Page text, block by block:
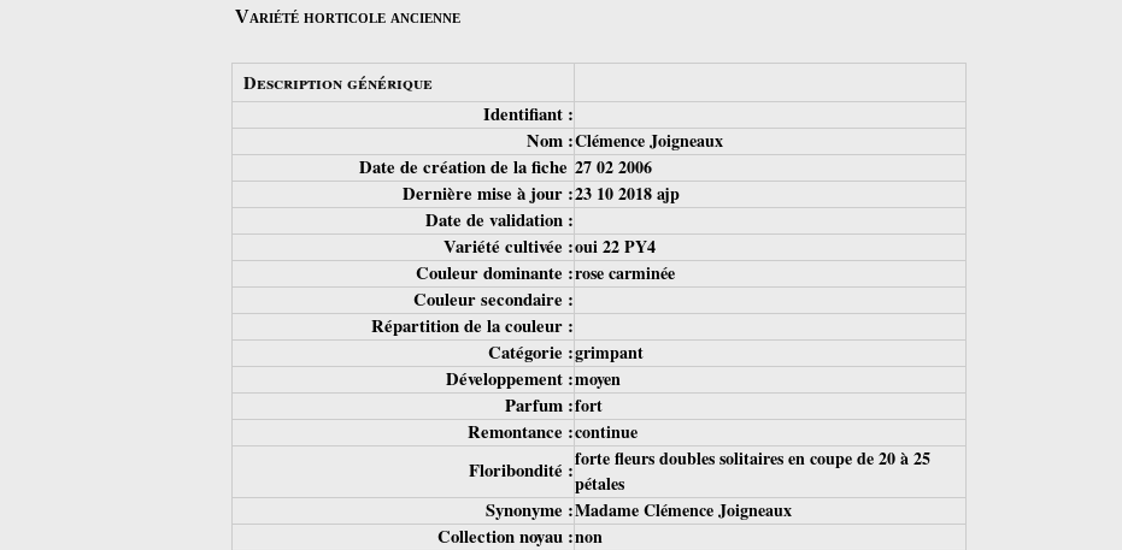
Variété horticole ancienne
Description générique
Identifiant :
Nom :Clémence Joigneaux
Date de création de la fiche 27 02 2006
Dernière mise à jour :23 10 2018 ajp
Date de validation :
Variété cultivée :oui 22 PY4
Couleur dominante :rose carminée
Couleur secondaire :
Répartition de la couleur :
Catégorie :grimpant
Développement :moyen
Parfum :fort
Remontance :continue
Floribondité :forte fleurs doubles solitaires en coupe de 20 à 25
pétales
Synonyme :Madame Clémence Joigneaux
Collection noyau :non